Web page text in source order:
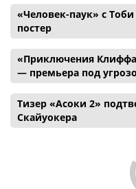
«Человек-паук» с
постер
«Приключения Клиффа
— премьера под
Тизер «Асоки 2»
Скайуокера